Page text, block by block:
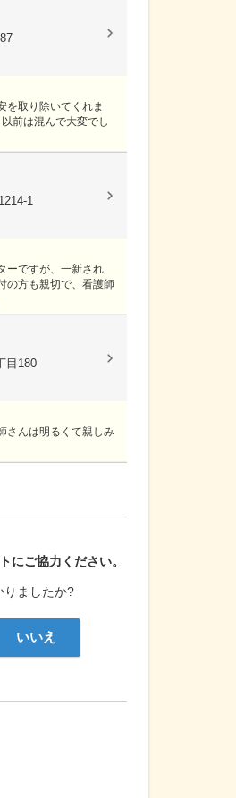
にご協力ください。
りましたか?
いいえ
を取り除いてくれま
前は混んで大変でし
1
ーですが、一新され
の方も親切で、看護師
目180
さんは明るくて親しみ